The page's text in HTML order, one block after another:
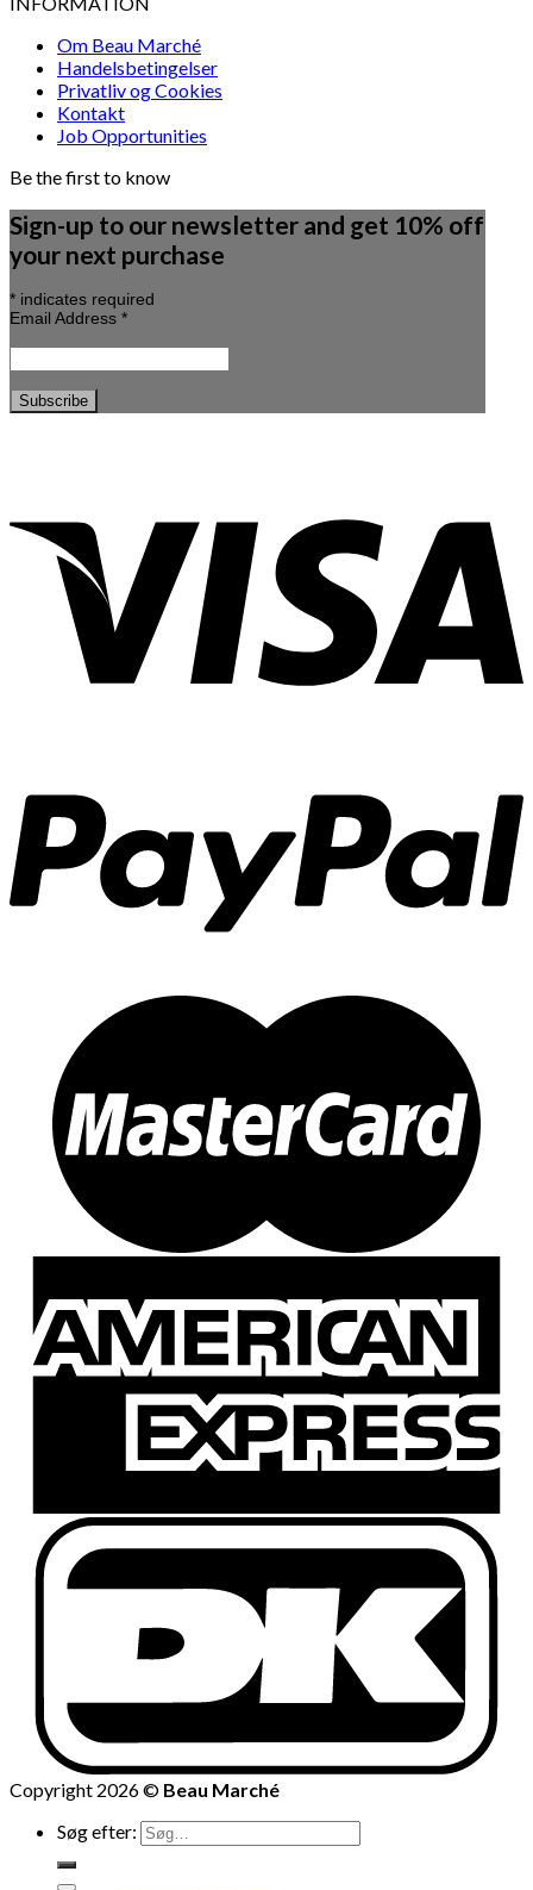
Om Beau Marché
Handelsbetingelser
Privatliv og Cookies
Kontakt
Job Opportunities
Be the first to know
Sign-up to our newsletter and get 10% off
your next purchase
* indicates required
Email Address *
Copyright 2026 © Beau Marché
Søg efter: